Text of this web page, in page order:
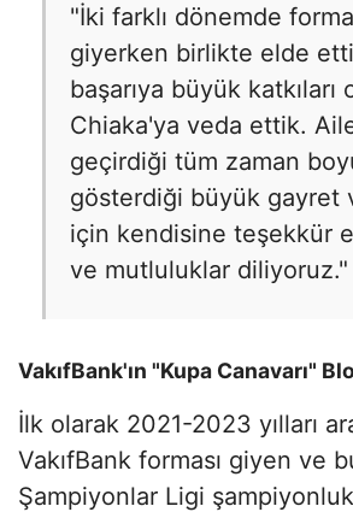
"İki farklı dönemde
giyerken birlikte elde
başarıya büyük katkıları
Chiaka'ya veda ettik.
geçirdiği tüm zaman
gösterdiği büyük gayret
için kendisine teşekkür
ve mutluluklar diliyoruz."
VakıfBank'ın "Kupa Canavarı"
İlk olarak 2021-2023 yılları
VakıfBank forması giyen ve
Şampiyonlar Ligi